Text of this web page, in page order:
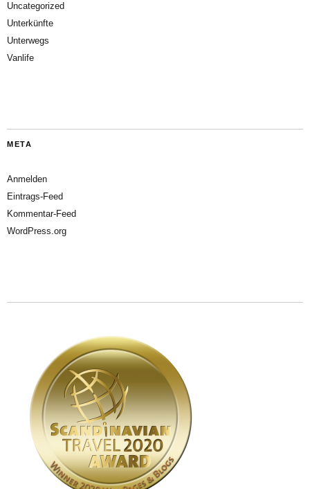
Uncategorized
Unterkünfte
Unterwegs
Vanlife
META
Anmelden
Eintrags-Feed
Kommentar-Feed
WordPress.org